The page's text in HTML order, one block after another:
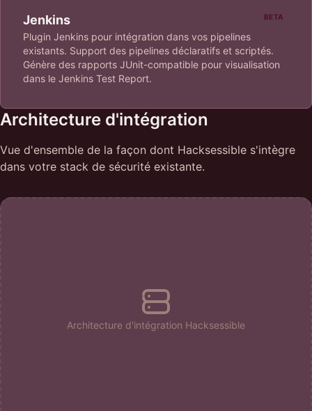
Jenkins BETA
Plugin Jenkins pour intégration dans vos pipelines
existants. Support des pipelines déclaratifs et scriptés.
Génère des rapports JUnit-compatible pour visualisation
dans le Jenkins Test Report.
Architecture d'intégration
Vue d'ensemble de la façon dont Hacksessible s'intègre
dans votre stack de sécurité existante.
Architecture d'intégration Hacksessible